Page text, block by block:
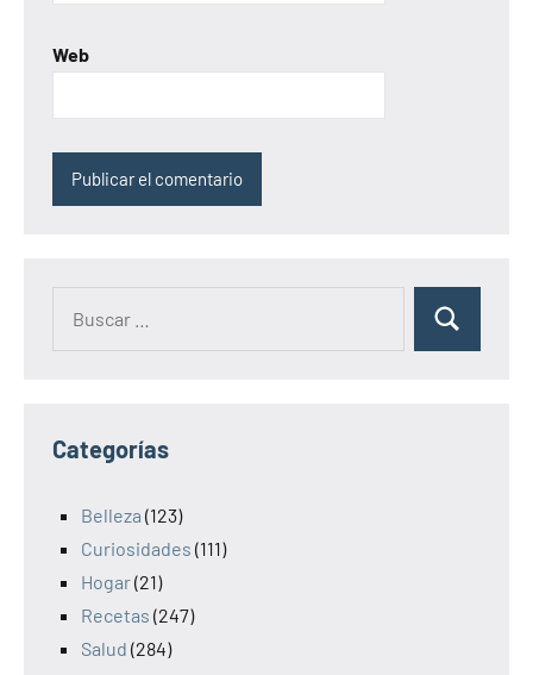
Web
Categorías
Belleza (123)
Curiosidades (111)
Hogar(21)
Recetas (247)
Salud (284)